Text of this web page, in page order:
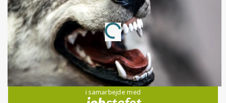
Annonce
Loading...
Jobs
i samarbejde med